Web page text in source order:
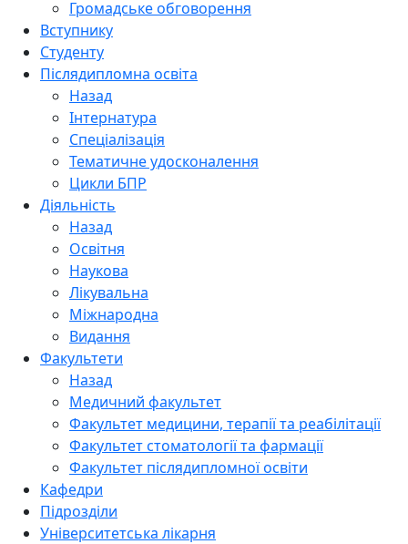
Громадське обговорення
Вступнику
Студенту
Післядипломна освіта
Назад
Інтернатура
Спеціалізація
Тематичне удосконалення
Цикли БПР
Діяльність
Назад
Освітня
Наукова
Лікувальна
Міжнародна
Видання
Факультети
Назад
Медичний факультет
Факультет медицини, терапії та реабілітації
Факультет стоматології та фармації
Факультет післядипломної освіти
Кафедри
Підрозділи
Університетська лікарня